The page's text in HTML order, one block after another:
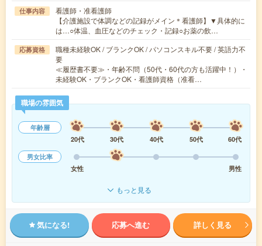
仕事内容
看護師・准看護師
【介護施設で体調などの記録がメイン＊看護師】▼具体的に
は…○体温、血圧などのチェック・記録○お薬の飲…
応募資格
職種未経験OK / ブランクOK / パソコンスキル不要 / 英語力不
要
≪履歴書不要≫・年齢不問（50代・60代の方も活躍中！）・
未経験OK・ブランクOK・看護師資格（准看…
職場の雰囲気
年齢層
20代
30代 40代 50代
60代
男女比率
女性
男性
もっと見る
気になる! 応募へ進む 詳しく見る